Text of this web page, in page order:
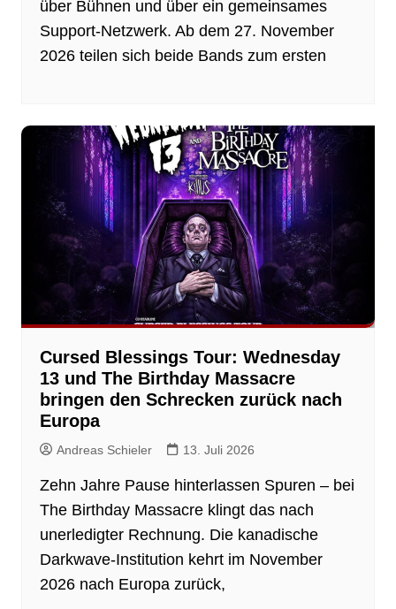
über Bühnen und über ein gemeinsames
Support-Netzwerk. Ab dem 27. November
2026 teilen sich beide Bands zum ersten
Cursed Blessings Tour: Wednesday
13 und The Birthday Massacre
bringen den Schrecken zurück nach
Europa
Andreas Schieler 13. Juli 2026
Zehn Jahre Pause hinterlassen Spuren – bei
The Birthday Massacre klingt das nach
unerledigter Rechnung. Die kanadische
Darkwave-Institution kehrt im November
2026 nach Europa zurück,